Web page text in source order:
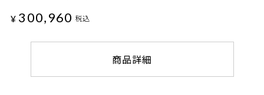
¥ 300,960 税込
商品詳細